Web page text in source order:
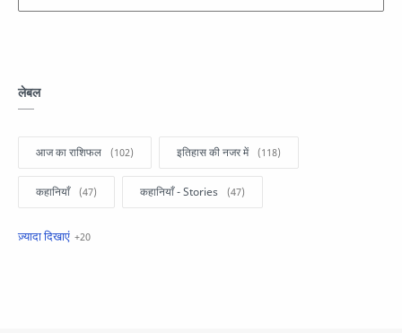
लेबल
आज का राशिफल इतिहास की नजर में
कहानियाँ कहानियाँ - Stories
खबरें फटाफट